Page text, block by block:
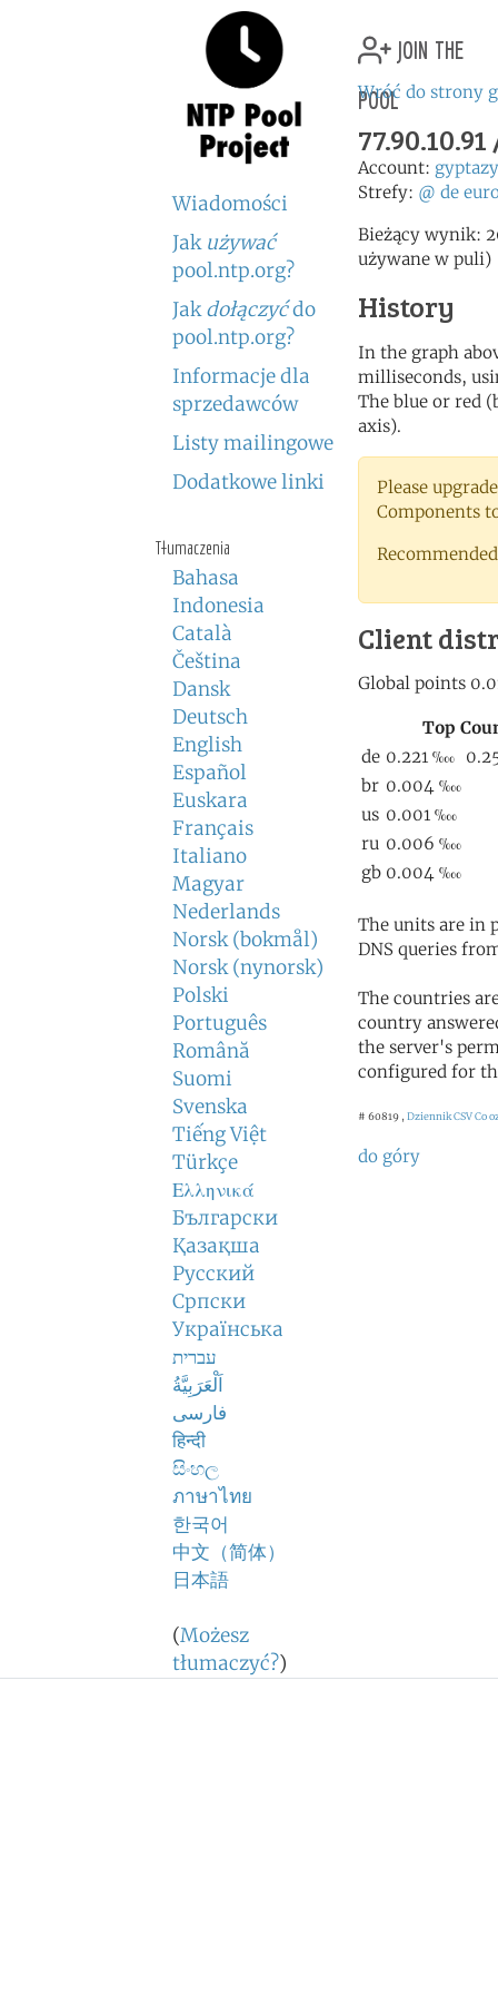
Wiadomości
Jak używać
pool.ntp.org?
Jakdołączyćdo
pool.ntp.org?
Informacje dla
sprzedawców
Listy mailingowe
Dodatkowe linki
Tłumaczenia
Bahasa
Indonesia
Català
Čeština
Dansk
Deutsch
English
Español
Euskara
Français
Italiano
Magyar
Nederlands
Norsk (bokmål)
Norsk (nynorsk)
Polski
Português
Română
Suomi
Svenska
Tiếng Việt
Türkçe
Ελληνικά
Български
Қазақша
Русский
Српски
Українська
עברית
اَلْعَرَبِيَّةُ
فارسی
हिन्दी
සිංහල
ภาษาไทย
한국어
中文（简体）
日本語
(Możesz
tłumaczyć?)
join the
pool
Wróć do strony
Account: gyptazy
Strefy: @ de
Bieżący wynik:
używane w puli)
History
In the graph
milliseconds,
The blue or red
axis).
Please
Components
Client
The units are in
DNS queries
The countries
country
the server's
configured for
# 60819 , Dziennik CSVCo
do góry